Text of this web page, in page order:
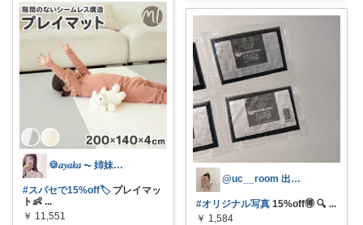
🍪𝑎𝑦𝑎𝑘𝑎 ⏦ 姉妹ママ
#スパセで15%off🏷️プレイマッ
ト👶 ...
￥ 11,551
@uc__room 出産/育児/暮らし
#オリジナル写真 15%off🉐 🔍 ...
￥ 1,584